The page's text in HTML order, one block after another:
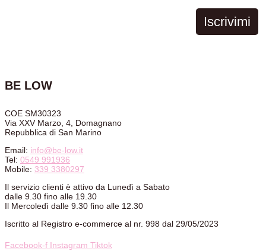
Iscrivimi
BE LOW
COE SM30323
Via XXV Marzo, 4, Domagnano
Repubblica di San Marino
Email: info@be-low.it
Tel: 0549 991936
Mobile: 339 3380297
Il servizio clienti è attivo da Lunedì a Sabato
dalle 9.30 fino alle 19.30
Il Mercoledì dalle 9.30 fino alle 12.30
Iscritto al Registro e-commerce al nr. 998 dal 29/05/2023
Facebook-f Instagram Tiktok